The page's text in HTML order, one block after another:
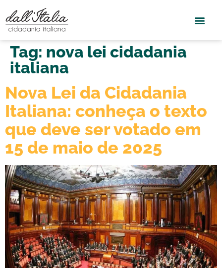
Tag: nova lei cidadania
italiana
Nova Lei da Cidadania
Italiana: conheça o texto
que deve ser votado em
15 de maio de 2025